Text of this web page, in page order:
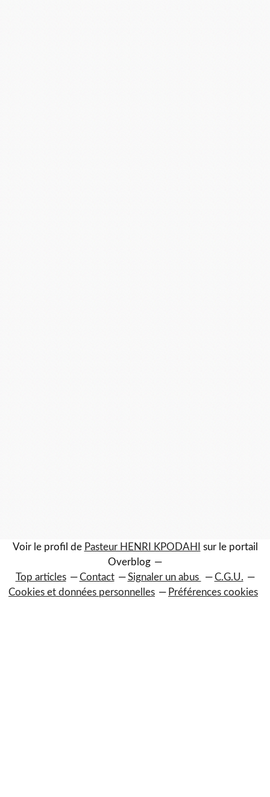
Voir le profil de Pasteur HENRI KPODAHI
sur le portail
Overblog
Top articles
Contact Signaler un abus
C.G.U.
Cookies et données personnelles
Préférences cookies